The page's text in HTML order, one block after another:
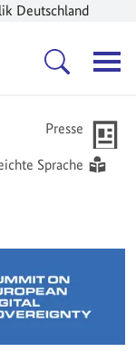
Deutschland
Presse
Sprache